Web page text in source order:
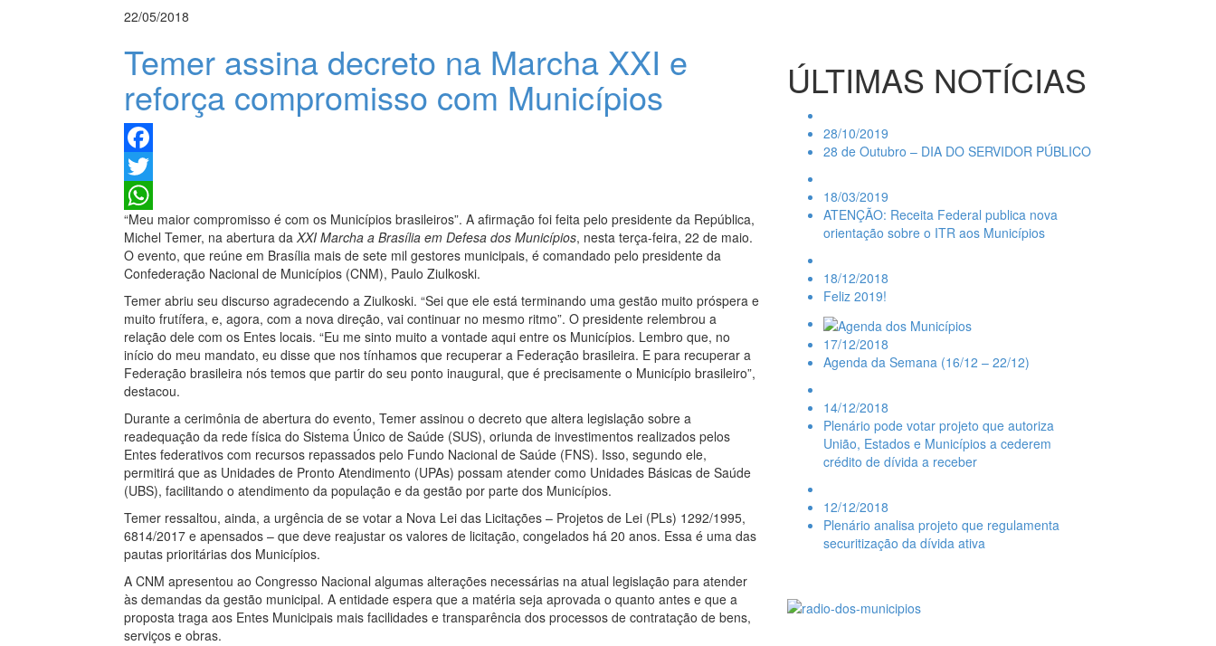
22/05/2018
Temer assina decreto na Marcha XXI e
reforça compromisso com Municípios
Facebook
Twitter
WhatsApp
“Meu maior compromisso é com os Municípios brasileiros”. A afirmação foi feita pelo presidente da República,
Michel Temer, na abertura da XXI Marcha a Brasília em Defesa dos Municípios, nesta terça-feira, 22 de maio.
O evento, que reúne em Brasília mais de sete mil gestores municipais, é comandado pelo presidente da
Confederação Nacional de Municípios (CNM), Paulo Ziulkoski.
Temer abriu seu discurso agradecendo a Ziulkoski. “Sei que ele está terminando uma gestão muito próspera e
muito frutífera, e, agora, com a nova direção, vai continuar no mesmo ritmo”. O presidente relembrou a
relação dele com os Entes locais. “Eu me sinto muito a vontade aqui entre os Municípios. Lembro que, no
início do meu mandato, eu disse que nos tínhamos que recuperar a Federação brasileira. E para recuperar a
Federação brasileira nós temos que partir do seu ponto inaugural, que é precisamente o Município brasileiro”,
destacou.
Durante a cerimônia de abertura do evento, Temer assinou o decreto que altera legislação sobre a
readequação da rede física do Sistema Único de Saúde (SUS), oriunda de investimentos realizados pelos
Entes federativos com recursos repassados pelo Fundo Nacional de Saúde (FNS). Isso, segundo ele,
permitirá que as Unidades de Pronto Atendimento (UPAs) possam atender como Unidades Básicas de Saúde
(UBS), facilitando o atendimento da população e da gestão por parte dos Municípios.
Temer ressaltou, ainda, a urgência de se votar a Nova Lei das Licitações – Projetos de Lei (PLs) 1292/1995,
6814/2017 e apensados – que deve reajustar os valores de licitação, congelados há 20 anos. Essa é uma das
pautas prioritárias dos Municípios.
A CNM apresentou ao Congresso Nacional algumas alterações necessárias na atual legislação para atender
às demandas da gestão municipal. A entidade espera que a matéria seja aprovada o quanto antes e que a
proposta traga aos Entes Municipais mais facilidades e transparência dos processos de contratação de bens,
serviços e obras.
ÚLTIMAS NOTÍCIAS
28/10/2019
28 de Outubro – DIA DO SERVIDOR PÚBLICO
18/03/2019
ATENÇÃO: Receita Federal publica nova
orientação sobre o ITR aos Municípios
18/12/2018
Feliz 2019!
17/12/2018
Agenda da Semana (16/12 – 22/12)
14/12/2018
Plenário pode votar projeto que autoriza
União, Estados e Municípios a cederem
crédito de dívida a receber
12/12/2018
Plenário analisa projeto que regulamenta
securitização da dívida ativa